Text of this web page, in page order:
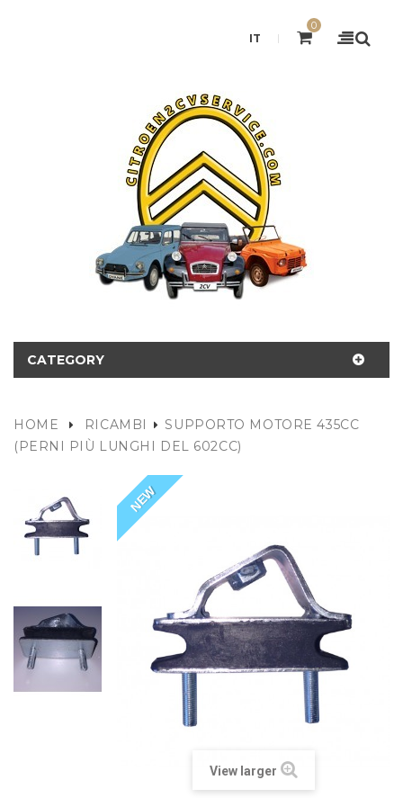
IT
0
CATEGORY
HOME RICAMBI
SUPPORTO MOTORE 435CC
(PERNI PIÙ LUNGHI DEL 602CC)
NEW
View larger